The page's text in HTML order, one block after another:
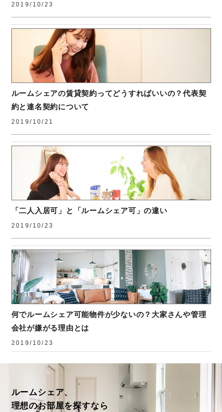
2019/10/23
ルームシェアの賃貸契約ってどうすればいいの？代表契
約と連名契約について
2019/10/21
「二人入居可」と「ルームシェア可」の違い
2019/10/23
何でルームシェア可能物件が少ないの？大家さんや管理
会社が嫌がる理由とは
2019/10/23
ルームシェア、
理想のお部屋を探すなら